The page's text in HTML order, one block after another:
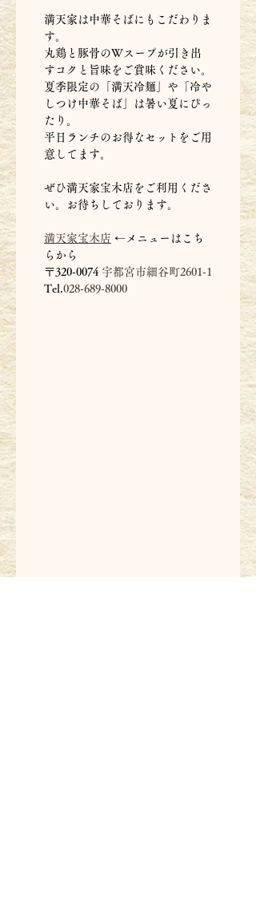
満天家は中華そばにもこだわりま
す。
丸鶏と豚骨のWスープが引き出
すコクと旨味をご賞味ください。
夏季限定の「満天冷麺」や「冷や
しつけ中華そば」は暑い夏にぴっ
たり。
平日ランチのお得なセットをご用
意してます。
ぜひ満天家宝木店をご利用くださ
い。お待ちしております。
満天家宝木店 ←メニューはこち
らから
〒320-0074 宇都宮市細谷町2601-1
Tel.028-689-8000